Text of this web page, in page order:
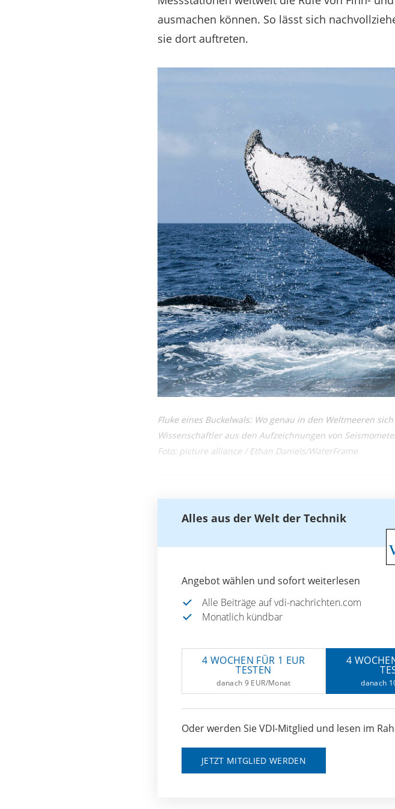
ausmachen können. So lässt sich
sie dort auftreten.
Fluke eines Buckelwals: Wo genau in den Weltmeeren
Wissenschaftler aus den Aufzeichnungen von
Foto: picture alliance / Ethan Daniels/WaterFrame
Alles aus der Welt der Technik
Angebot wählen und sofort weiterlesen
Alle Beiträge auf vdi-nachrichten.com
Monatlich kündbar
4 WOCHEN FÜR 1 EUR
TESTEN
danach 9 EUR/Monat
4
danach
Oder werden Sie VDI-Mitglied und lesen im
JETZT MITGLIED WERDEN